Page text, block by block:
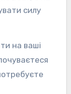
силу
на ваші